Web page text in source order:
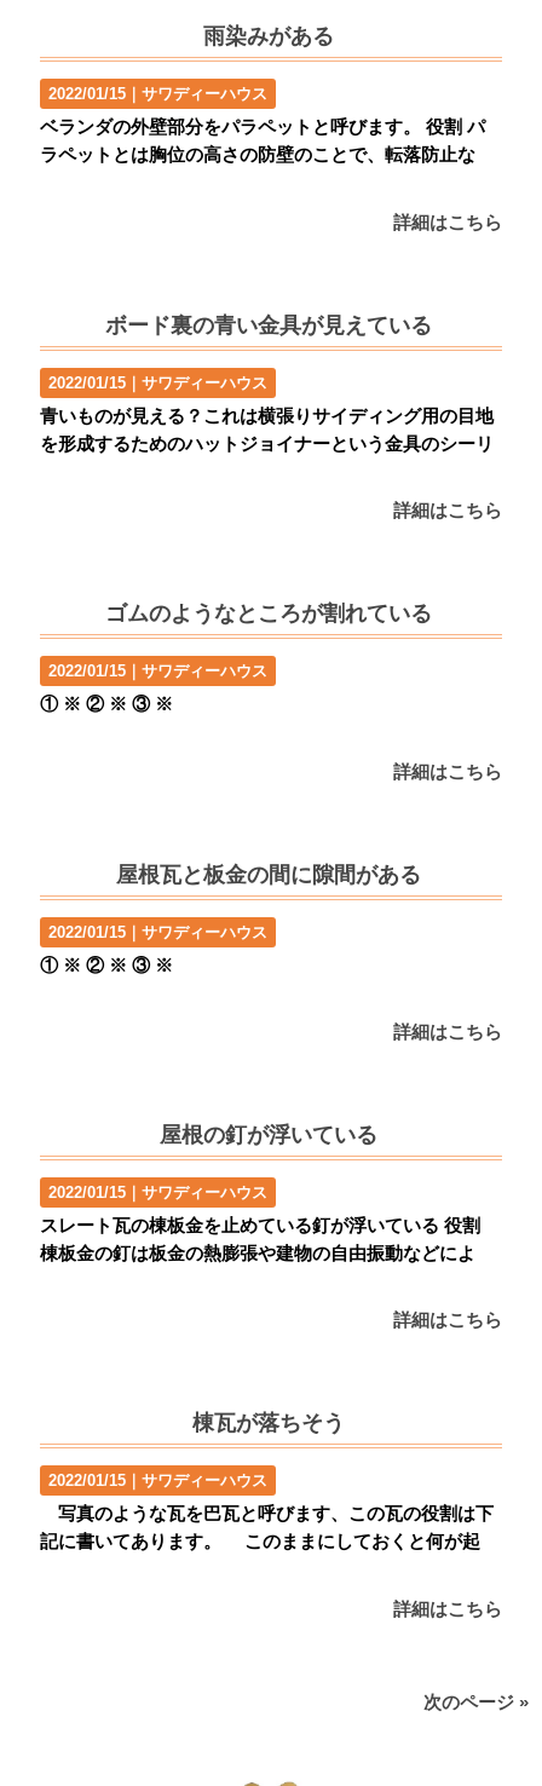
雨染みがある
2022/01/15｜サワディーハウス
ベランダの外壁部分をパラペットと呼びます。 役割 パ
ラペットとは胸位の高さの防壁のことで、転落防止な
詳細はこちら
ボード裏の青い金具が見えている
2022/01/15｜サワディーハウス
青いものが見える？これは横張りサイディング用の目地
を形成するためのハットジョイナーという金具のシーリ
詳細はこちら
ゴムのようなところが割れている
2022/01/15｜サワディーハウス
① ※ ② ※ ③ ※
詳細はこちら
屋根瓦と板金の間に隙間がある
2022/01/15｜サワディーハウス
① ※ ② ※ ③ ※
詳細はこちら
屋根の釘が浮いている
2022/01/15｜サワディーハウス
スレート瓦の棟板金を止めている釘が浮いている 役割
棟板金の釘は板金の熱膨張や建物の自由振動などによ
詳細はこちら
棟瓦が落ちそう
2022/01/15｜サワディーハウス
写真のような瓦を巴瓦と呼びます、この瓦の役割は下
記に書いてあります。 このままにしておくと何が起
詳細はこちら
次のページ »